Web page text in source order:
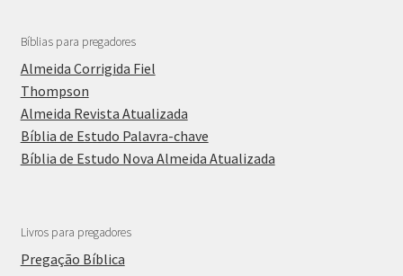
Bíblias para pregadores
Almeida Corrigida Fiel
Thompson
Almeida Revista Atualizada
Bíblia de Estudo Palavra-chave
Bíblia de Estudo Nova Almeida Atualizada
Livros para pregadores
Pregação Bíblica